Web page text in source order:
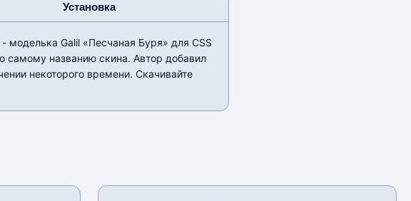
Установка
Galil «Песчаная Буря» для CSS
самому названию скина. Автор добавил
некоторого времени. Скачивайте